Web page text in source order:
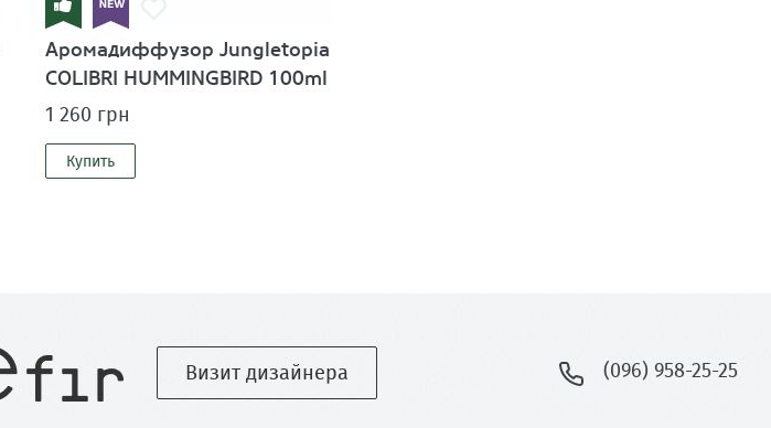
Аромадиффузор Jungletopia
COLIBRI HUMMINGBIRD 100ml
1 260 грн
Купить
(096) 958-25-25
Визит дизайнера